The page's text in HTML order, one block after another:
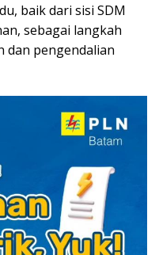
baik dari sisi SDM
sebagai langkah
dan pengendalian